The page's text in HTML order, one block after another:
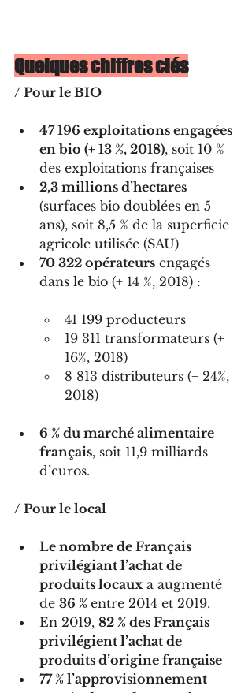
Quelques chiffres clés
/ Pour le BIO
47 196 exploitations engagées
en bio (+ 13 %, 2018), soit 10 %
des exploitations françaises
2,3 millions d’hectares
(surfaces bio doublées en 5
ans), soit 8,5 % de la superficie
agricole utilisée (SAU)
70 322 opérateurs engagés
dans le bio (+ 14 %, 2018) :
41 199 producteurs
19 311 transformateurs (+
16%, 2018)
8 813 distributeurs (+ 24%,
2018)
6 % du marché alimentaire
français, soit 11,9 milliards
d’euros.
/ Pour le local
Le nombre de Français
privilégiant l’achat de
produits locaux a augmenté
de 36 % entre 2014 et 2019.
En 2019, 82 % des Français
privilégient l’achat de
produits d’origine française
77 % l’approvisionnement